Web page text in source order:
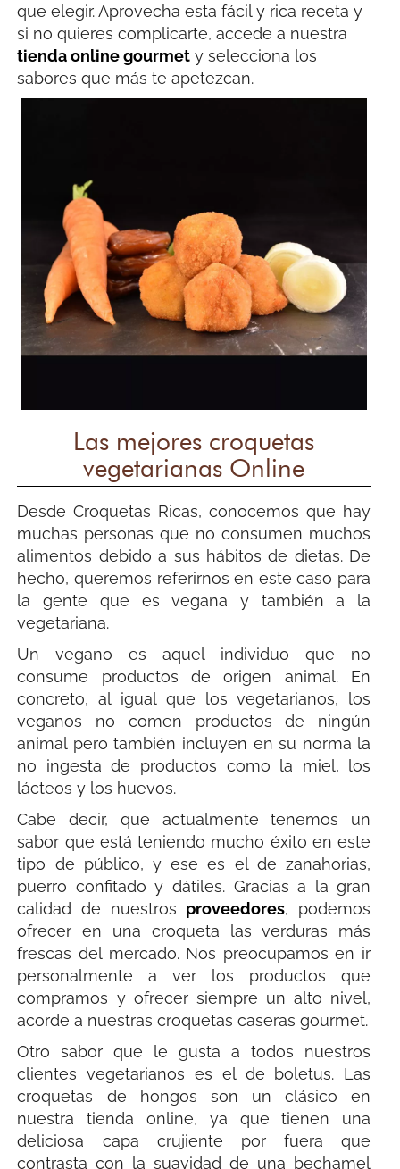
que elegir. Aprovecha esta fácil y rica receta y
si no quieres complicarte, accede a nuestra
tienda online gourmet y selecciona los
sabores que más te apetezcan.
Las mejores croquetas
vegetarianas Online
Desde Croquetas Ricas, conocemos que hay
muchas personas que no consumen muchos
alimentos debido a sus hábitos de dietas. De
hecho, queremos referirnos en este caso para
la gente que es vegana y también a la
vegetariana.
Un vegano es aquel individuo que no
consume productos de origen animal. En
concreto, al igual que los vegetarianos, los
veganos no comen productos de ningún
animal pero también incluyen en su norma la
no ingesta de productos como la miel, los
lácteos y los huevos.
Cabe decir, que actualmente tenemos un
sabor que está teniendo mucho éxito en este
tipo de público, y ese es el de zanahorias,
puerro confitado y dátiles. Gracias a la gran
calidad de nuestros proveedores, podemos
ofrecer en una croqueta las verduras más
frescas del mercado. Nos preocupamos en ir
personalmente a ver los productos que
compramos y ofrecer siempre un alto nivel,
acorde a nuestras croquetas caseras gourmet.
Otro sabor que le gusta a todos nuestros
clientes vegetarianos es el de boletus. Las
croquetas de hongos son un clásico en
nuestra tienda online, ya que tienen una
deliciosa capa crujiente por fuera que
contrasta con la suavidad de una bechamel